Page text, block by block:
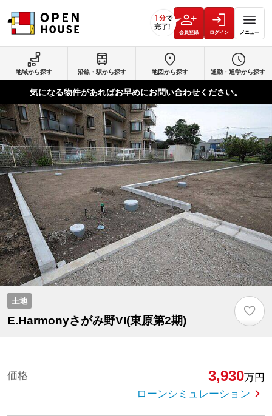
会員登録 ログイン メニュー
地域から探す 沿線・駅から探す 地図から探す 通勤・通学から探す
気になる物件があればお早めにお問い合わせください。
土地
E.Harmonyさがみ野VI(東原第2期)
♡
価格 3,930万円
ローンシミュレーション